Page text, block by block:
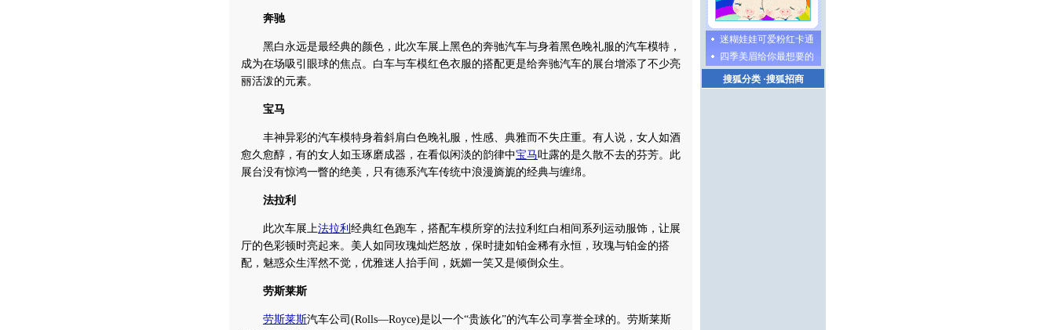
奔驰
黑白永远是最经典的颜色，此次车展上黑色的奔驰汽车与身着黑色晚礼服的汽车模特，
成为在场吸引眼球的焦点。白车与车模红色衣服的搭配更是给奔驰汽车的展台增添了不少亮
丽活泼的元素。
宝马
丰神异彩的汽车模特身着斜肩白色晚礼服，性感、典雅而不失庄重。有人说，女人如酒
愈久愈醇，有的女人如玉琢磨成器，在看似闲淡的韵律中宝马吐露的是久散不去的芬芳。此
展台没有惊鸿一瞥的绝美，只有德系汽车传统中浪漫旖旎的经典与缠绵。
法拉利
此次车展上法拉利 经典红色跑车，搭配车模所穿的法拉利红白相间系列运动服饰，让展
厅的色彩顿时亮起来。美人如同玫瑰灿烂怒放，保时捷如铂金稀有永恒，玫瑰与铂金的搭
配，魅惑众生浑然不觉，优雅迷人抬手间，妩媚一笑又是倾倒众生。
劳斯莱斯
劳斯莱斯汽车公司(Rolls—Royce)是以一个“贵族化”的汽车公司享誉全球的。劳斯莱斯
迷糊娃娃可爱粉红卡通
四季美眉给你最想要的
搜狐分类·搜狐招商